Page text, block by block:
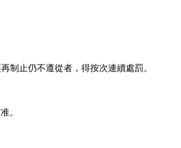
制止仍不遵從者，得按次連續處罰。
。